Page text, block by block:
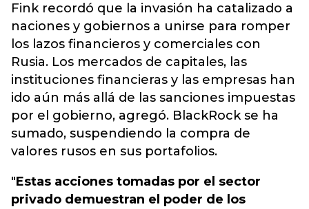
Fink recordó que la invasión ha catalizado a
naciones y gobiernos a unirse para romper
los lazos financieros y comerciales con
Rusia. Los mercados de capitales, las
instituciones financieras y las empresas han
ido aún más allá de las sanciones impuestas
por el gobierno, agregó. BlackRock se ha
sumado, suspendiendo la compra de
valores rusos en sus portafolios.
"Estas acciones tomadas por el sector
privado demuestran el poder de los